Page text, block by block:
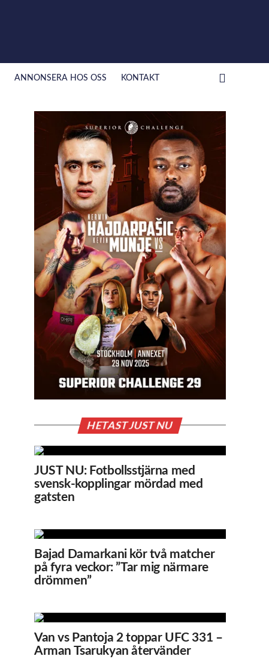
ANNONSERA HOS OSS KONTAKT
HETAST JUST NU
JUST NU: Fotbollsstjärna med
svensk-kopplingar mördad med
gatsten
Bajad Damarkani kör två matcher
på fyra veckor: ”Tar mig närmare
drömmen”
Van vs Pantoja 2 toppar UFC 331 –
Arman Tsarukyan återvänder